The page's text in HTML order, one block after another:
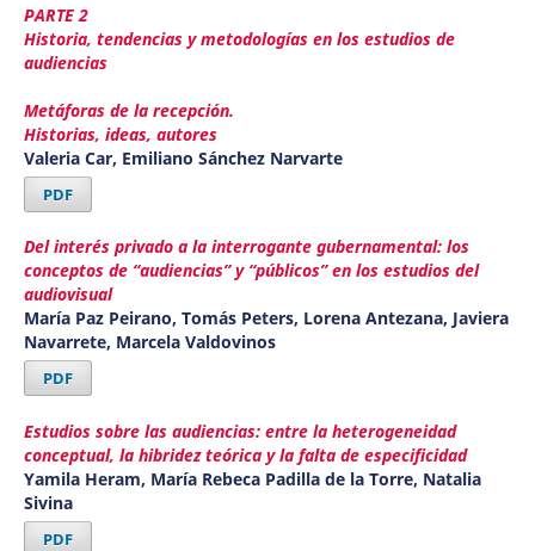
PARTE 2
Historia, tendencias y metodologías en los estudios de
audiencias
Metáforas de la recepción.
Historias, ideas, autores
Valeria Car, Emiliano Sánchez Narvarte
PDF
Del interés privado a la interrogante gubernamental: los
conceptos de “audiencias” y “públicos” en los estudios del
audiovisual
María Paz Peirano, Tomás Peters, Lorena Antezana, Javiera
Navarrete, Marcela Valdovinos
PDF
Estudios sobre las audiencias: entre la heterogeneidad
conceptual, la hibridez teórica y la falta de especificidad
Yamila Heram, María Rebeca Padilla de la Torre, Natalia
Sivina
PDF